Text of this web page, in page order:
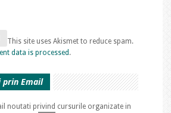
This site uses Akismet to reduce spam.
data is processed .
Email
noutati privind cursurile organizate in